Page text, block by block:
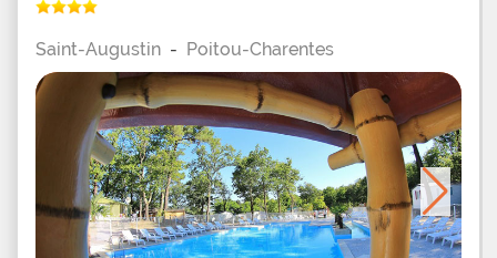
Saint-Augustin - Poitou-Charentes